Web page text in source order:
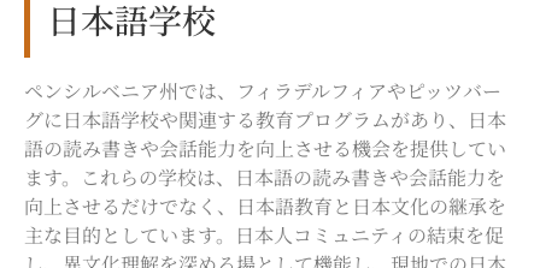
日本語学校
ペンシルベニア州では、フィラデルフィアやピッツバー
グに日本語学校や関連する教育プログラムがあり、日本
語の読み書きや会話能力を向上させる機会を提供してい
ます。これらの学校は、日本語の読み書きや会話能力を
向上させるだけでなく、日本語教育と日本文化の継承を
主な目的としています。日本人コミュニティの結束を促